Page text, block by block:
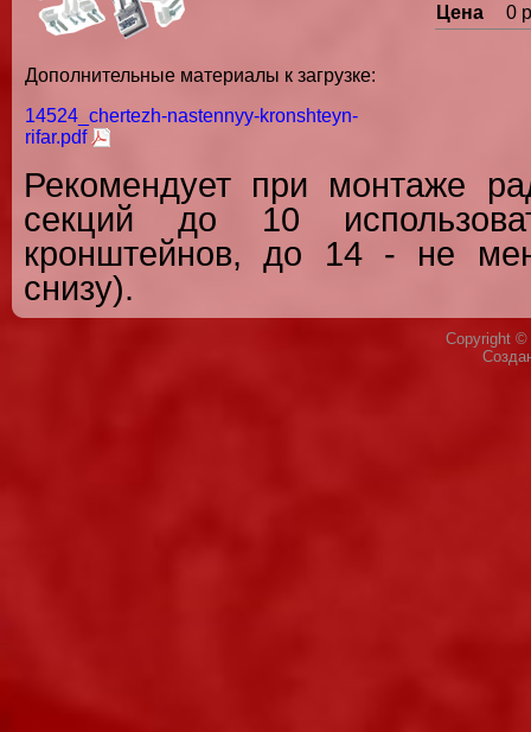
Дополнительные материалы к загрузке:
14524_chertezh-nastennyy-kronshteyn-
rifar.pdf
Цена 0
Рекомендует при монтаже
секций до 10
кронштейнов, до 14 - не
снизу).
Copyright